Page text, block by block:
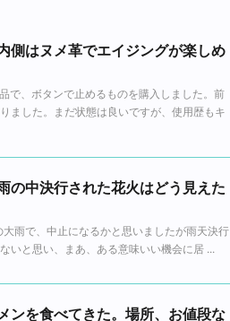
側はヌメ革でエイジングが楽しめ
で、ボタンで止めるものを購入しました。前
ました。まだ状態は良いですが、使用歴もキ
の中決行された花火はどう見えた
雨で、中止になるかと思いましたが雨天決行
いと思い、まあ、ある意味いい機会に居 ...
ンを食べてきた。場所、お値段な